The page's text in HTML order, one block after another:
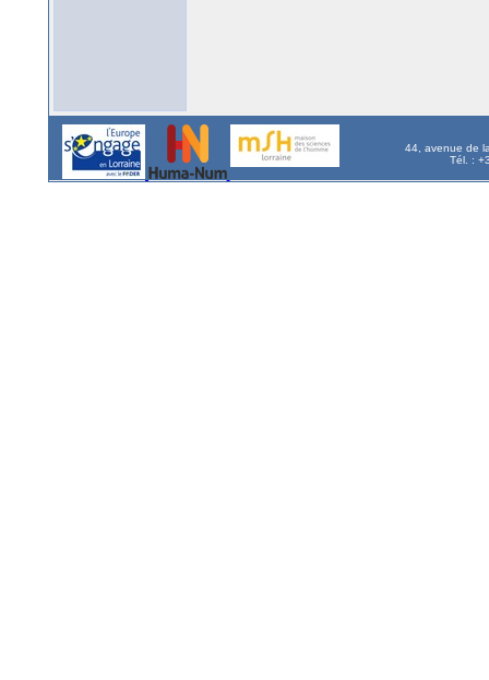
44, avenue de
Tél. :